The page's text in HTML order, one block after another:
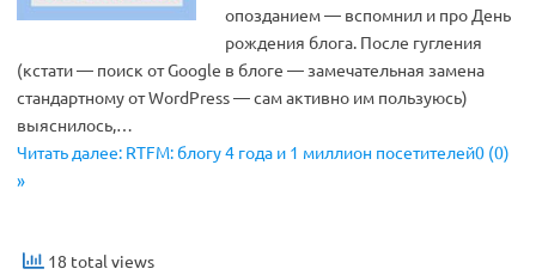
опозданием — вспомнил и про День
рождения блога. После гугления
(кстати — поиск от Google в блоге — замечательная замена
стандартному от WordPress — сам активно им пользуюсь)
выяснилось,…
Читать далее: RTFM: блогу 4 года и 1 миллион посетителей0 (0)
»
18 total views